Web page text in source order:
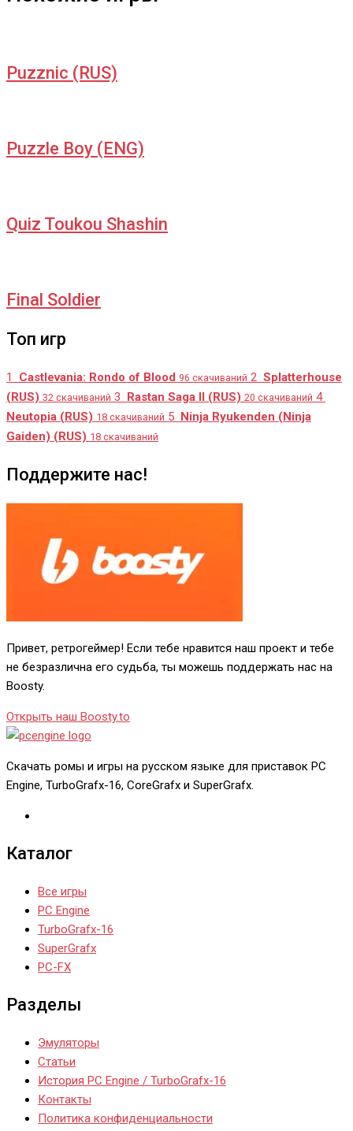
Puzznic (RUS)
Puzzle Boy (ENG)
Quiz Toukou Shashin
Final Soldier
Топ игр
1 Castlevania: Rondo of Blood 96 скачиваний 2 Splatterhouse
(RUS) 32 скачиваний 3 Rastan Saga II (RUS) 20 скачиваний 4
Neutopia (RUS) 18 скачиваний 5 Ninja Ryukenden (Ninja
Gaiden) (RUS) 18 скачиваний
Поддержите нас!
Привет, ретрогеймер! Если тебе нравится наш проект и тебе
не безразлична его судьба, ты можешь поддержать нас на
Boosty.
Открыть наш Boosty.to
Скачать ромы и игры на русском языке для приставок PC
Engine, TurboGrafx-16, CoreGrafx и SuperGrafx.
Каталог
Все игры
PC Engine
TurboGrafx-16
SuperGrafx
PC-FX
Разделы
Эмуляторы
Статьи
История PC Engine / TurboGrafx-16
Контакты
Политика конфиденциальности